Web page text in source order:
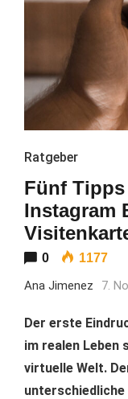
Ratgeber
Fünf
Instagram
0 1177
Ana Jimenez 7.
Der erste
im realen Leben
virtuelle Welt.